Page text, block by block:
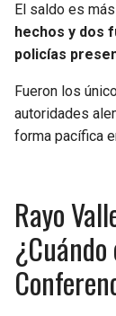
El saldo es
hechos y dos
policías
Fueron los
autoridades
forma pacífica
Rayo